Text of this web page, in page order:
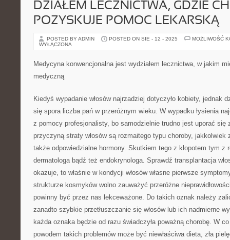
DZIAŁEM LECZNICTWA, GDZIE
POZYSKUJE POMOC LEKARSKĄ
POSTED BY ADMIN POSTED ON SIE - 12 - 2025
MOŻLIWOŚĆ
WYŁĄCZONA
Medycyna konwencjonalna jest wydziałem lecznictwa, w jakim
medyczną
Kiedyś wypadanie włosów najrzadziej dotyczyło kobiety, jednak
się spora liczba pań w przeróżnym wieku. W wypadku łysienia
z pomocy profesjonalisty, bo samodzielnie trudno jest uporać się
przyczyną straty włosów są rozmaitego typu choroby, jakkolwiek
także odpowiedzialne hormony. Skutkiem tego z kłopotem tym z
dermatologa bądź też endokrynologa. Sprawdź transplantacja
okazuje, to właśnie w kondycji włosów własne pierwsze
strukturze kosmyków wolno zauważyć przeróżne
powinny być przez nas lekceważone. Do takich oznak należy
zanadto szybkie przetłuszczanie się włosów lub ich nadmierne
każda oznaka będzie od razu świadczyła poważną chorobę. W
powodem takich problemów może być niewłaściwa dieta, zła